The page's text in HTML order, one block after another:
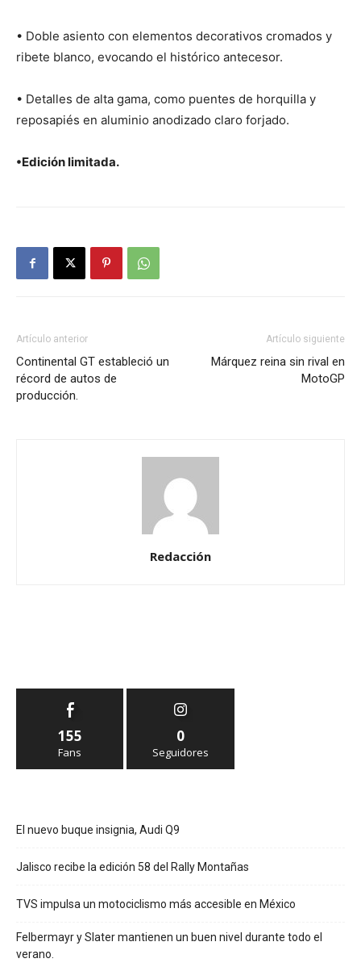
• Doble asiento con elementos decorativos cromados y
ribete blanco, evocando el histórico antecesor.
• Detalles de alta gama, como puentes de horquilla y
reposapiés en aluminio anodizado claro forjado.
•Edición limitada.
Artículo anterior
Continental GT estableció un
récord de autos de
producción.
Artículo siguiente
Márquez reina sin rival en
MotoGP
Redacción
155
Fans
0
Seguidores
El nuevo buque insignia, Audi Q9
Jalisco recibe la edición 58 del Rally Montañas
TVS impulsa un motociclismo más accesible en México
Felbermayr y Slater mantienen un buen nivel durante todo el
verano.